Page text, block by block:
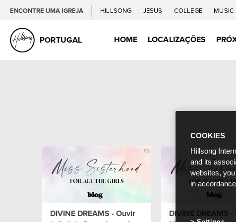
ENCONTRE UMA IGREJA HILLSONG JESUS COLLEGE MUSIC
PORTUGAL HOME LOCALIZAÇÕES
DIVINE DREAMS - Ouvir
DIVINE DREAMS -
COOKIES
Hillsong
and its
websites,
in